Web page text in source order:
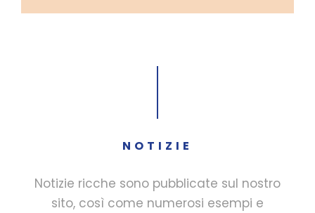
NOTIZIE
Notizie ricche sono pubblicate sul nostro
sito, così come numerosi esempi e